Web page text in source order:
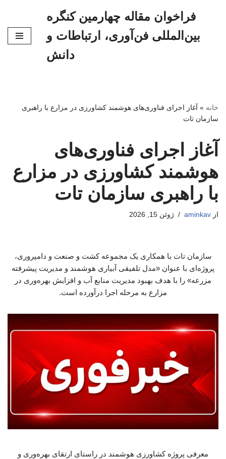
فراخوان مقاله چهارمین کنگره
بین‌المللی فن‌آوری، ارتباطات و
دانش
خانه » آغاز اجرای فناوری‌های هوشمند کشاورزی در مزارع با راهبری
سازمان تات
آغاز اجرای فناوری‌های
هوشمند کشاورزی در مزارع
با راهبری سازمان تات
از aminkav ژوئن 15, 2026
سازمان تات با همکاری یک مجموعه کشت و صنعت و دامپروری،
پروژه‌ای با عنوان «مدل تلفیقی آبیاری هوشمند و مدیریت پیشرفته
مزرعه» را با هدف بهبود مدیریت منابع آب و افزایش بهره‌وری در
مزارع به مرحله اجرا درآورده است.
معرفی پروژه کشاورزی هوشمند در راستای ارتقای بهره‌وری و